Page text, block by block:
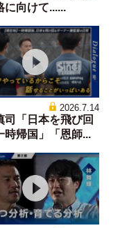
に向けて......
2026.7.14
司「日本を飛び回
時帰国」「恩師...